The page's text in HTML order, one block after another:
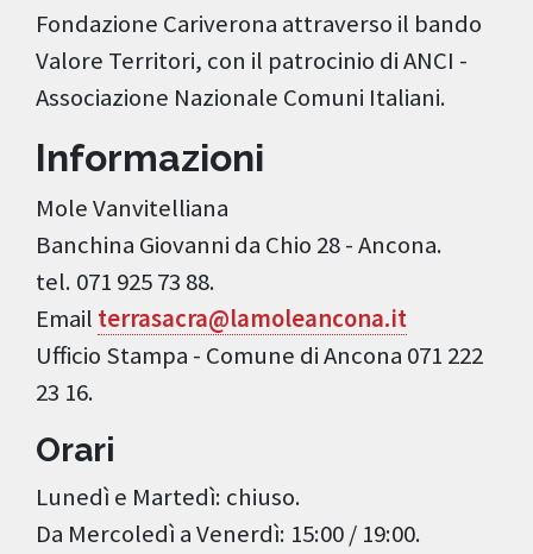
Fondazione Cariverona attraverso il bando
Valore Territori, con il patrocinio di ANCI -
Associazione Nazionale Comuni Italiani.
Informazioni
Mole Vanvitelliana
Banchina Giovanni da Chio 28 - Ancona.
tel. 071 925 73 88.
Email terrasacra@lamoleancona.it
Ufficio Stampa - Comune di Ancona 071 222
23 16.
Orari
Lunedì e Martedì: chiuso.
Da Mercoledì a Venerdì: 15:00 / 19:00.